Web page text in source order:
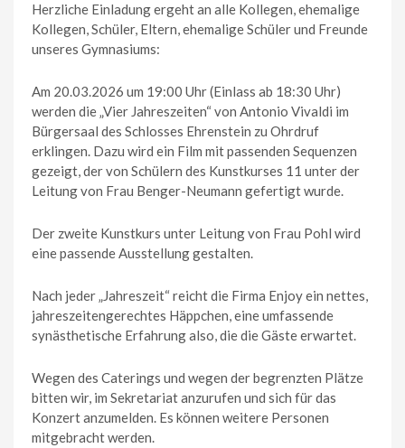
Herzliche Einladung ergeht an alle Kollegen, ehemalige
Kollegen, Schüler, Eltern, ehemalige Schüler und Freunde
unseres Gymnasiums:
Am 20.03.2026 um 19:00 Uhr (Einlass ab 18:30 Uhr)
werden die „Vier Jahreszeiten“ von Antonio Vivaldi im
Bürgersaal des Schlosses Ehrenstein zu Ohrdruf
erklingen. Dazu wird ein Film mit passenden Sequenzen
gezeigt, der von Schülern des Kunstkurses 11 unter der
Leitung von Frau Benger-Neumann gefertigt wurde.
Der zweite Kunstkurs unter Leitung von Frau Pohl wird
eine passende Ausstellung gestalten.
Nach jeder „Jahreszeit“ reicht die Firma Enjoy ein nettes,
jahreszeitengerechtes Häppchen, eine umfassende
synästhetische Erfahrung also, die die Gäste erwartet.
Wegen des Caterings und wegen der begrenzten Plätze
bitten wir, im Sekretariat anzurufen und sich für das
Konzert anzumelden. Es können weitere Personen
mitgebracht werden.